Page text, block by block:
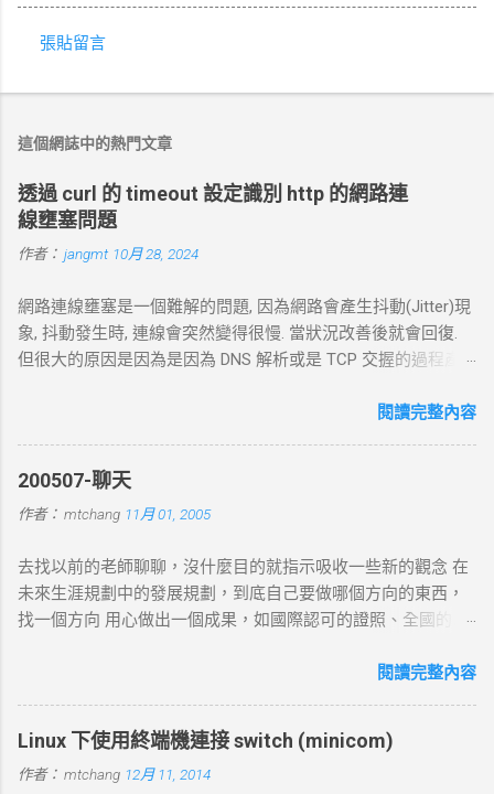
言
張貼留言
這個網誌中的熱門文章
透過 curl 的 timeout 設定識別 http 的網路連
線壅塞問題
作者： jangmt 10月 28, 2024
網路連線壅塞是一個難解的問題, 因為網路會產生抖動(Jitter)現
象, 抖動發生時, 連線會突然變得很慢. 當狀況改善後就會回復.
但很大的原因是因為是因為 DNS 解析或是 TCP 交握的過程產
以下幾個主要步驟： 1. DNS 查詢 目標 ：解析主機名 (如
進行查詢，獲取目標伺服器的 IP 地址。 結果 ：若查詢成功，
返回 IP 地址， curl 將繼續下一步。若查詢失敗， curl 則返回
DNS 錯誤並中止。 2. TCP 三向交握 (Three-Way Handshake) 目
核發送一個 SYN 封包，目標伺服器回應 SYN-ACK ，然後 curl
返回 ACK 完成三向交握，建立起 TCP 連線。 結果 ：若在 --
connect-timeout 設定時間內未完成三向交握，則連線失敗並返
HTTP 請求，根據 URL 設定不同的請求方法（如 GET 、 POST
）。 過程 ： curl 構建 HTTP 請求標頭並附加任何所需的數據
（如表單數據），然後通過已建立的 TCP 連線將請求發送到伺
服器。 結果 ：伺服器接收請求並準備回應，若過程中出現網路
問題，則請求可能中止或失敗。 4. 伺服器處理請求並返回回應
閱讀完整內容
200507-聊天
作者： mtchang 11月 01, 2005
去找以前的老師聊聊，沒什麼目的就指示吸收一些新的觀念 在
未來生涯規劃中的發展規劃，到底自己要做哪個方向的東西，
找一個方向 用心做出一個成果，如國際認可的證照、全國的比
路。以目前技術而言要就做最大最廣，否則 就做最小最少，避
X-windows上程式的開發： http://www.wxwidgets.org/
http://tavi.debian.org.tw/index.php?page=wxWindows * 使用
Java在嵌入式系統上的開發 當然如果在學習過程中，有好的工
閱讀完整內容
Linux 下使用終端機連接 switch (minicom)
作者： mtchang 12月 11, 2014